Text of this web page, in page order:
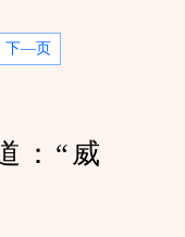
下—页
：“威